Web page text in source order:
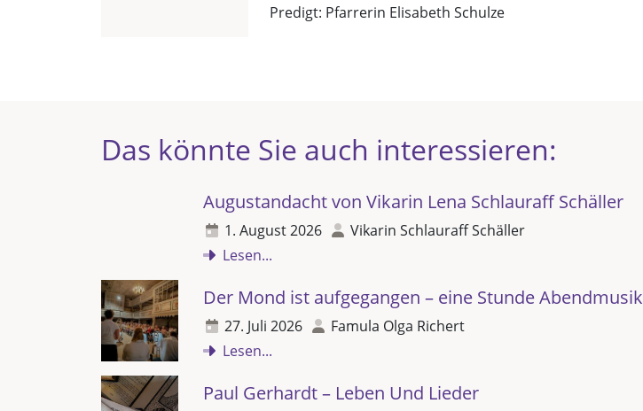
Predigt: Pfarrerin Elisabeth Schulze
Das könnte Sie auch interessieren:
Augustandacht von Vikarin Lena Schlauraff Schäller
1. August 2026
Vikarin Schlauraff Schäller
Lesen...
Der Mond ist aufgegangen – eine Stunde Abendmusik
27. Juli 2026
Famula Olga Richert
Lesen...
Paul Gerhardt – Leben Und Lieder